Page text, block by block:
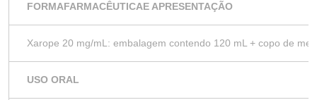
FORMAFARMACÊUTICAE APRESENTAÇÃO
Xarope 20 mg/mL: embalagem contendo 120 mL + copo de
USO ORAL